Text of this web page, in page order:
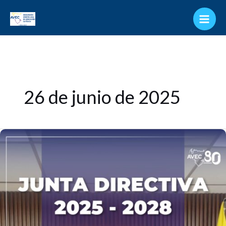
26 de junio de 2025
La
Asociación
Venezolana
Educación
(AVEC)